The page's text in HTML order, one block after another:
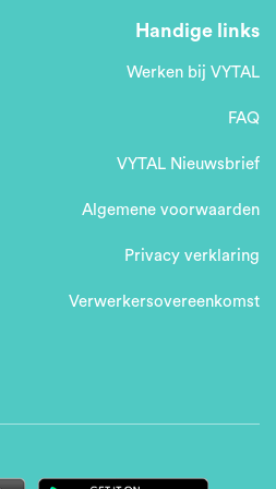
Handige links
Werken bij VYTAL
FAQ
VYTAL Nieuwsbrief
Algemene voorwaarden
Privacy verklaring
Verwerkersovereenkomst